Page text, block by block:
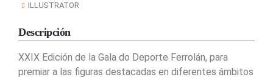
ILLUSTRATOR
Descripción
XXIX Edición de la Gala do Deporte Ferrolán, para
premiar a las figuras destacadas en diferentes ámbitos